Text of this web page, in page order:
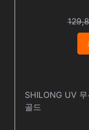
SHILONG UV
골드